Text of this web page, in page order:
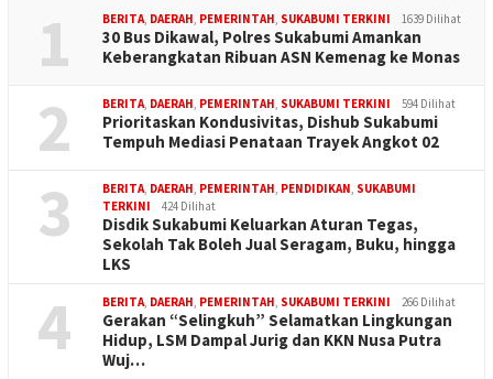
1 BERITA, DAERAH, PEMERINTAH, SUKABUMI TERKINI 1639 Dilihat
30 Bus Dikawal, Polres Sukabumi Amankan
Keberangkatan Ribuan ASN Kemenag ke Monas
2 BERITA, DAERAH, PEMERINTAH, SUKABUMI TERKINI 594 Dilihat
Prioritaskan Kondusivitas, Dishub Sukabumi
Tempuh Mediasi Penataan Trayek Angkot 02
3 BERITA, DAERAH, PEMERINTAH, PENDIDIKAN, SUKABUMI
TERKINI
424 Dilihat
Disdik Sukabumi Keluarkan Aturan Tegas,
Sekolah Tak Boleh Jual Seragam, Buku, hingga
LKS
4 BERITA, DAERAH, PEMERINTAH, SUKABUMI TERKINI 266 Dilihat
Gerakan “Selingkuh” Selamatkan Lingkungan
Hidup, LSM Dampal Jurig dan KKN Nusa Putra
Wuj…